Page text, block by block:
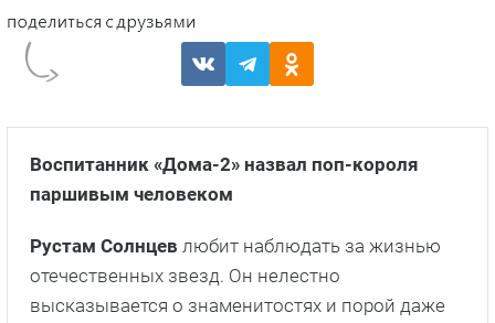
Воспитанник «Дома-2» назвал поп-короля
паршивым человеком
Рустам Солнцев любит наблюдать за жизнью
отечественных звезд. Он нелестно
высказывается о знаменитостях и порой даже